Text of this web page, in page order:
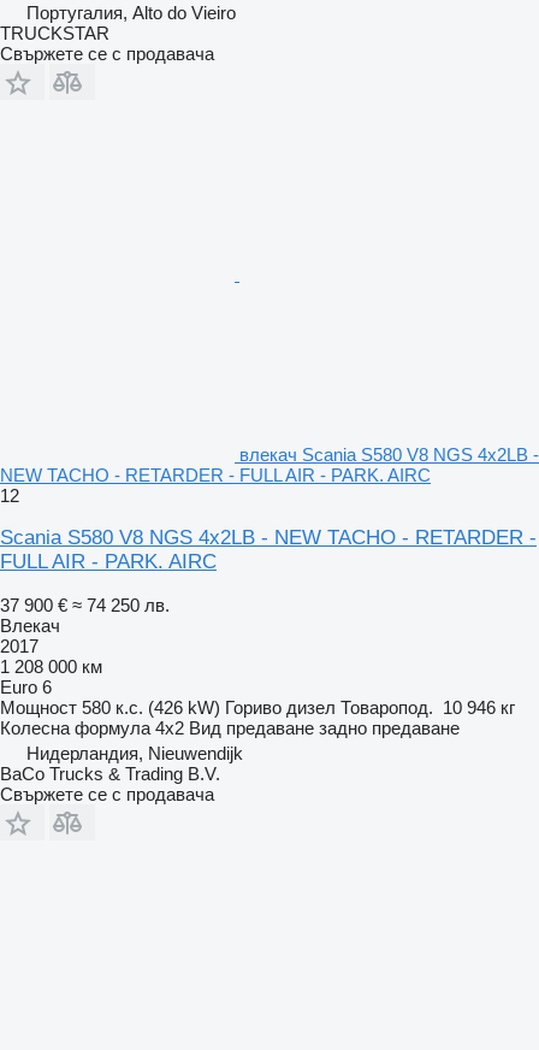
Португалия, Alto do Vieiro
TRUCKSTAR
Свържете се с продавача
влекач Scania S580 V8 NGS 4x2LB -
NEW TACHO - RETARDER - FULL AIR - PARK. AIRC
12
Scania S580 V8 NGS 4x2LB - NEW TACHO - RETARDER -
FULL AIR - PARK. AIRC
37 900 € ≈ 74 250 лв.
Влекач
2017
1 208 000 км
Euro 6
Мощност 580 к.с. (426 kW) Гориво дизел Товаропод. 10 946 кг
Колесна формула 4x2 Вид предаване задно предаване
Нидерландия, Nieuwendijk
BaCo Trucks & Trading B.V.
Свържете се с продавача